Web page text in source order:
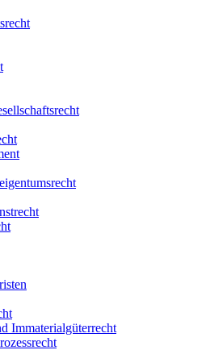
Immaterialgüterrecht